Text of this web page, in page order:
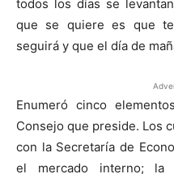
todos los días se
que se quiere es que
seguirá y que el día de
Enumeró cinco
Consejo que preside. Los
con la Secretaría de
el mercado interno; la